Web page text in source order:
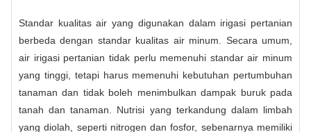
Standar kualitas air yang digunakan dalam irigasi pertanian
berbeda dengan standar kualitas air minum. Secara umum,
air irigasi pertanian tidak perlu memenuhi standar air minum
yang tinggi, tetapi harus memenuhi kebutuhan pertumbuhan
tanaman dan tidak boleh menimbulkan dampak buruk pada
tanah dan tanaman. Nutrisi yang terkandung dalam limbah
yang diolah, seperti nitrogen dan fosfor, sebenarnya memiliki